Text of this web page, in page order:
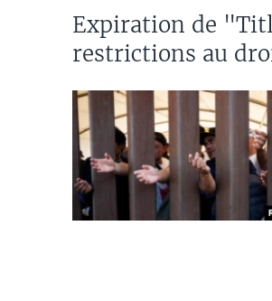
Expiration de
restrictions au